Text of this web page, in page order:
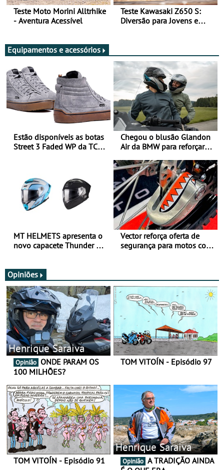
Teste Moto Morini Alltrhike
- Aventura Acessível
Teste Kawasaki Z650 S:
Diversão para Jovens e
Equipamentos e acessórios
Estão disponíveis as botas
Street 3 Faded WP da TCX
Chegou o blusão Glandon
Air da BMW para reforçar
verão
MT HELMETS apresenta o
novo capacete Thunder 4 R
Vector reforça oferta de
segurança para motos com
Opiniões
Henrique Saraiva
Opinião
100 MILHÕES?
TOM VITOÍN - Episódio 97
TOM VITOÍN - Episódio 91
Henrique Saraiva
Opinião